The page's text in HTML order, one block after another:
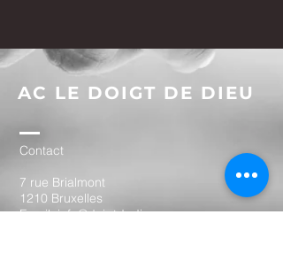
AC LE DOIGT DE DIEU
Contact
7 rue Brialmont
1210 Bruxelles
Email:info@doigtdedieu.com